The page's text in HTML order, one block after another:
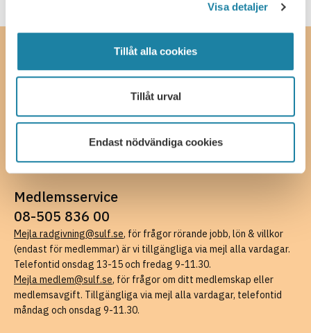
Visa detaljer
Tillåt alla cookies
Tillåt urval
Endast nödvändiga cookies
SULF, Sveriges universitetslärare och forskare
Ferkens gränd 4, 111 30 Stockholm
08-505 836 00 (växel),
Fler kontaktuppgifter
Faktureringsuppgifter
Medlemsservice
08-505 836 00
Mejla radgivning@sulf.se, för frågor rörande jobb, lön & villkor
(endast för medlemmar) är vi tillgängliga via mejl alla vardagar.
Telefontid onsdag 13-15 och fredag 9-11.30.
Mejla medlem@sulf.se, för frågor om ditt medlemskap eller
medlemsavgift. Tillgängliga via mejl alla vardagar, telefontid
måndag och onsdag 9-11.30.